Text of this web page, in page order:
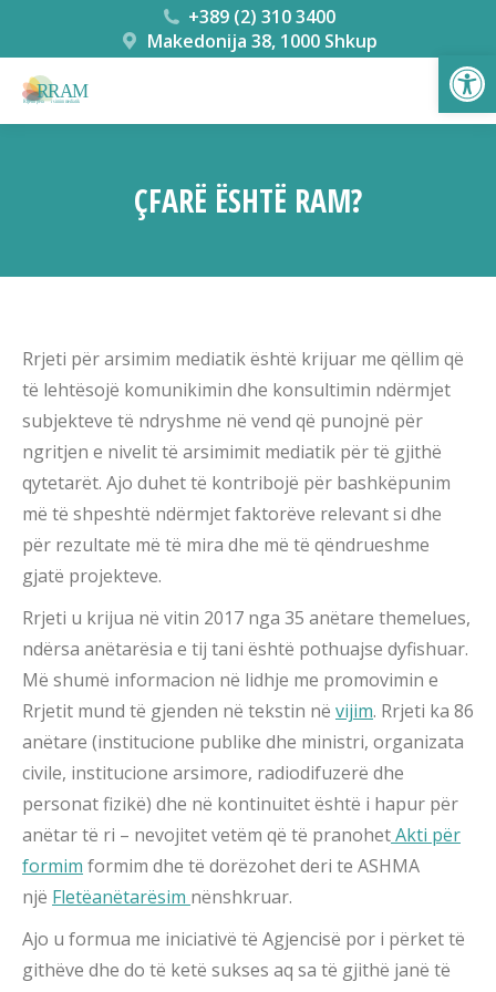
+389 (2) 310 3400
Makedonija 38, 1000 Shkup
ÇFARË ËSHTË RAM?
Rrjeti për arsimim mediatik është krijuar me qëllim që
të lehtësojë komunikimin dhe konsultimin ndërmjet
subjekteve të ndryshme në vend që punojnë për
ngritjen e nivelit të arsimimit mediatik për të gjithë
qytetarët. Ajo duhet të kontribojë për bashkëpunim
më të shpeshtë ndërmjet faktorëve relevant si dhe
për rezultate më të mira dhe më të qëndrueshme
gjatë projekteve.
Rrjeti u krijua në vitin 2017 nga 35 anëtare themelues,
ndërsa anëtarësia e tij tani është pothuajse dyfishuar.
Më shumë informacion në lidhje me promovimin e
Rrjetit mund të gjenden në tekstin në vijim. Rrjeti ka 86
anëtare (institucione publike dhe ministri, organizata
civile, institucione arsimore, radiodifuzerë dhe
personat fizikë) dhe në kontinuitet është i hapur për
anëtar të ri – nevojitet vetëm që të pranohetAkti për
formim formim dhe të dorëzohet deri te ASHMA
një Fletëanëtarësim nënshkruar.
Ajo u formua me iniciativë të Agjencisë por i përket të
githëve dhe do të ketë sukses aq sa të gjithë janë të